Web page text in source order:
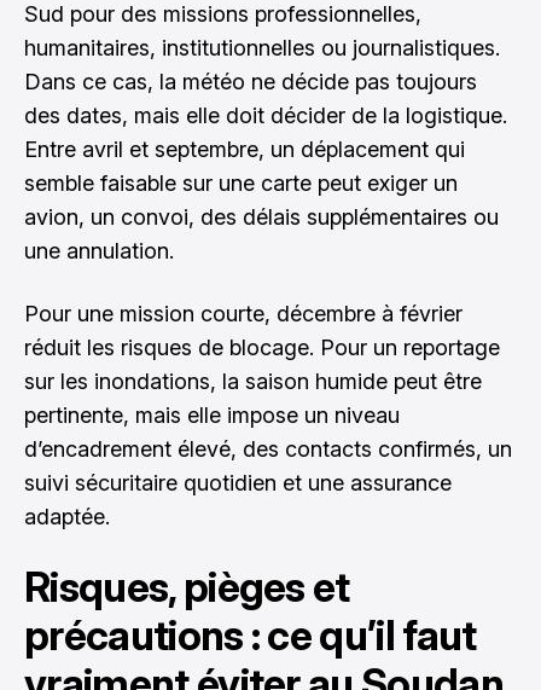
Sud pour des missions professionnelles,
humanitaires, institutionnelles ou journalistiques.
Dans ce cas, la météo ne décide pas toujours
des dates, mais elle doit décider de la logistique.
Entre avril et septembre, un déplacement qui
semble faisable sur une carte peut exiger un
avion, un convoi, des délais supplémentaires ou
une annulation.
Pour une mission courte, décembre à février
réduit les risques de blocage. Pour un reportage
sur les inondations, la saison humide peut être
pertinente, mais elle impose un niveau
d’encadrement élevé, des contacts confirmés, un
suivi sécuritaire quotidien et une assurance
adaptée.
Risques, pièges et
précautions : ce qu’il faut